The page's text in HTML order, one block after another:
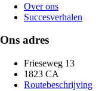
Over ons
Succesverhalen
Ons adres
Frieseweg 13
1823 CA
Routebeschrijving